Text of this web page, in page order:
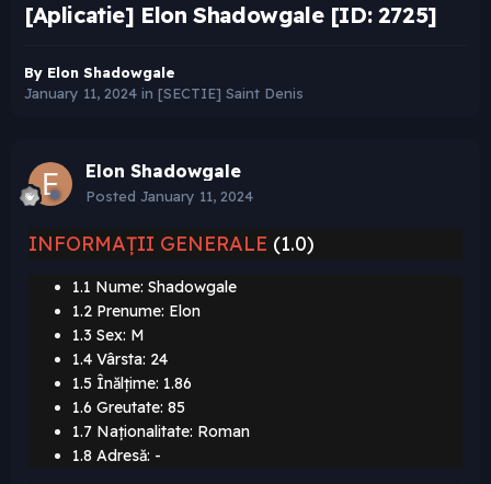
[Aplicatie] Elon Shadowgale [ID: 2725]
By Elon Shadowgale
January 11, 2024 in [SECTIE] Saint Denis
Elon Shadowgale
Posted January 11, 2024
INFORMAȚII GENERALE (1.0)
1.1 Nume: Shadowgale
1.2 Prenume: Elon
1.3 Sex: M
1.4 Vârsta: 24
1.5 Înălțime: 1.86
1.6 Greutate: 85
1.7 Naționalitate: Roman
1.8 Adresă: -